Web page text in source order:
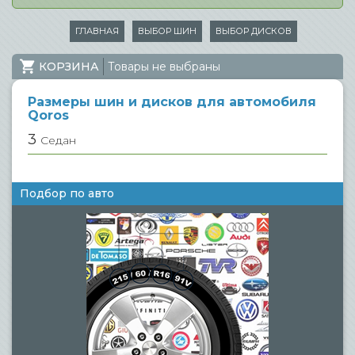
ГЛАВНАЯ ВЫБОР ШИН ВЫБОР ДИСКОВ
КОРЗИНА Товары не выбраны
Размеры шин и дисков для автомобиля
Qoros
3 Седан
Подбор по авто